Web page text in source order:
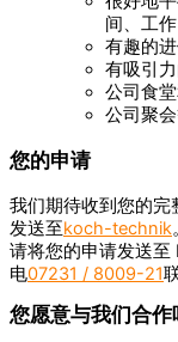
间、工作
有趣的
有吸引
公司食
公司聚
您的申请
我们期待收到您的完
发送至koch-technik。
请将您的申请发送至
电07231 / 8009-21
您愿意与我们合作